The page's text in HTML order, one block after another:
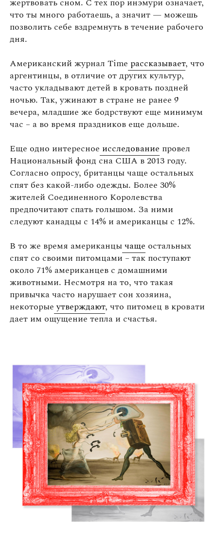
что ты много работаешь, а значит — можешь
позволить себе вздремнуть в течение рабочего
дня.
Американский журнал Time рассказывает, что
аргентинцы, в отличие от других культур,
часто укладывают детей в кровать поздней
ночью. Так, ужинают в стране не ранее 9
вечера, младшие же бодрствуют еще минимум
час – а во время праздников еще дольше.
Еще одно интересное исследование провел
Национальный фонд сна США в 2013 году.
Согласно опросу, британцы чаще остальных
спят без какой-либо одежды. Более 30%
жителей Соединенного Королевства
предпочитают спать голышом. За ними
следуют канадцы с 14% и американцы с 12%.
В то же время американцычаще остальных
спят со своими питомцами – так поступают
около 71% американцев с домашними
животными. Несмотря на то, что такая
привычка часто нарушает сон хозяина,
некоторые утверждают, что питомец в кровати
дает им ощущение тепла и счастья.